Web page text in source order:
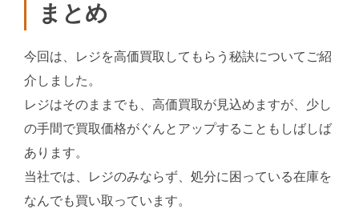
まとめ
今回は、レジを高価買取してもらう秘訣についてご紹
介しました。
レジはそのままでも、高価買取が見込めますが、少し
の手間で買取価格がぐんとアップすることもしばしば
あります。
当社では、レジのみならず、処分に困っている在庫を
なんでも買い取っています。